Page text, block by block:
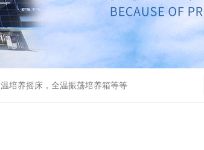
培养摇床，全温振荡培养箱等等